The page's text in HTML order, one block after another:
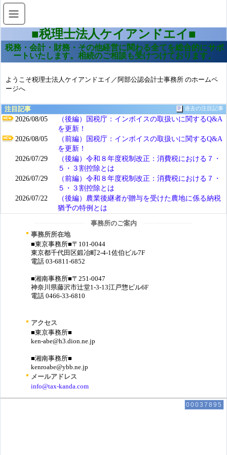
■税理士法人ケイアンドエイ■
税務・会計・財務・その他経営に関わる全てを総合的にサポ
ートいたします。相続のご相談も受けつけております。
ようこそ税理士法人ケイアンドエイ／阿部公認会計士事務所 のホームペ
ージへ
注目記事 過去の注目記事
2026/08/05
（後編）国税庁：インボイスの取扱いに関するQ&A
を更新！
2026/08/05
（前編）国税庁：インボイスの取扱いに関するQ&A
を更新！
2026/07/29
（後編）令和８年度税制改正：消費税における７・
５・３割控除とは
2026/07/29
（前編）令和８年度税制改正：消費税における７・
５・３割控除とは
2026/07/22
（後編）農業後継者が贈与を受けた農地に係る納税
猶予の特例とは
事務所のご案内
事務所所在地
■東京事務所■〒101-0044
東京都千代田区鍛冶町2-4-1佐伯ビル7F
電話 03-6811-6852
■湘南事務所■〒251-0047
神奈川県藤沢市辻堂1-3-13江戸惣ビル6F
電話 0466-33-6810
アクセス
■東京事務所■
ken-abe@h3.dion.ne.jp
■湘南事務所■
kenroabe@ybb.ne.jp
メールアドレス
info@tax-kanda.com
00037895